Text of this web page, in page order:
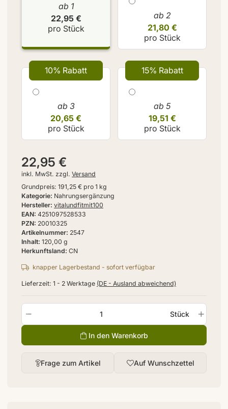
Inhalt 120,00 g
Hersteller vitalundfitmit100
Artikelnummer 2547
PZN 20010325
EAN 4251097528533
Herkunftsland CN
Kategorie Nahrungsergänzung
22,95 €
inkl. MwSt. zzgl. Versand
Grundpreis: 191,25 € pro 1 kg
Frage zum Artikel Auf Wunschzettel
Stück
In den Warenkorb
knapper Lagerbestand - sofort verfügbar
Lieferzeit: 1 - 2 Werktage (DE - Ausland abweichend)
ab 1
22,95 €
pro Stück
ab 2
21,80 €
pro Stück
10% Rabatt
ab 3
20,65 €
pro Stück
15% Rabatt
ab 5
19,51 €
pro Stück